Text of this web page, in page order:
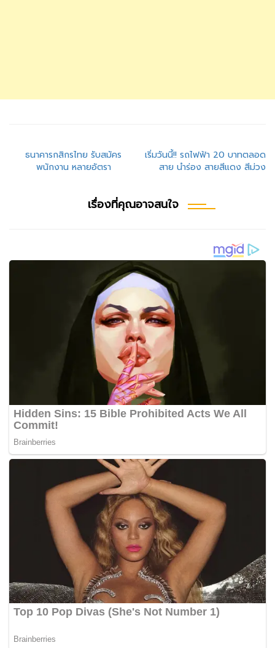
แนะแนว
เรื่อง
ธนาคารกสิกรไทย รับสมัคร
พนักงาน หลายอัตรา
เริ่มวันนี้!! รถไฟฟ้า 20 บาทตลอด
สาย นำร่อง สายสีแดง สีม่วง
เรื่องที่คุณอาจสนใจ